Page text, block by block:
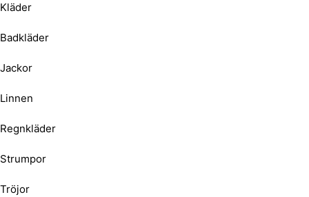
Kläder
Badkläder
Jackor
Linnen
Regnkläder
Strumpor
Tröjor